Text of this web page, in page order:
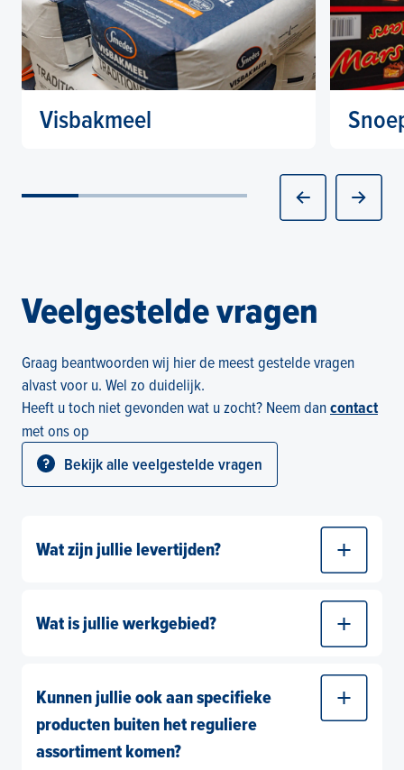
Visbakmeel
visbakmeel onmisbaar. Tol & Schilder biedt
een breed assortiment visbakmeel van
gerenommeerde merken zoals Smedes en
voor
Lees
Veelgestelde vragen
Graag beantwoorden wij hier de meest gestelde vragen
alvast voor u. Wel zo duidelijk.
Heeft u toch niet gevonden wat u zocht? Neem dancontact
met ons op
Bekijk alle veelgestelde vragen
Wat zijn jullie levertijden?
met vrijdag van 8.00 uur tot 16.00 uur. Onze
klanten uit Volendam ontvangen altijd binnen
Wat is jullie werkgebied?
woensdag hebben we een route in Purmerend.
We leveren ook in omgeving Amsterdam op
dinsdag en donderdag. We leveren omgeving
Haarlem en Amstelveen woensdag en vrijdag
Kunnen jullie ook aan specifieke
producten buiten het reguliere
assortiment komen?